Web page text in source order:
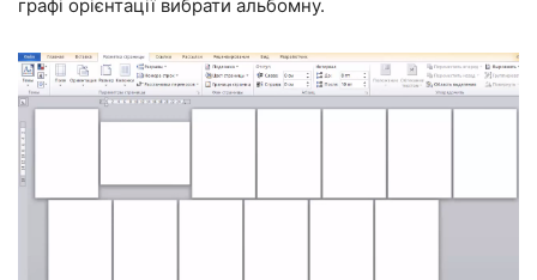
графі орієнтації вибрати альбомну.